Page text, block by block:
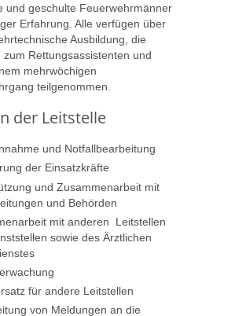
und geschulte Feuerwehrmänner
Erfahrung. Alle verfügen über
Ausbildung, die
zum Rettungsassistenten und
mehrwöchigen
teilgenommen.
der Leitstelle
und Notfallbearbeitung
der Einsatzkräfte
und Zusammenarbeit mit
und Behörden
mit anderen Leitstellen
sowie des Ärztlichen
für andere Leitstellen
von Meldungen an die